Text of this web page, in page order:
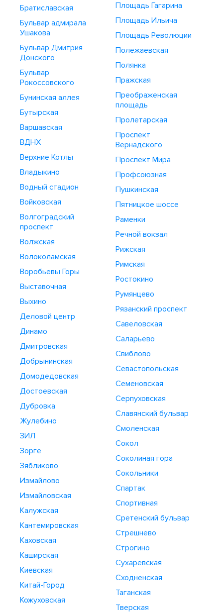
Братиславская
Бульвар адмирала
Ушакова
Бульвар Дмитрия
Донского
Бульвар
Рокоссовского
Бунинская аллея
Бутырская
Варшавская
ВДНХ
Верхние Котлы
Владыкино
Водный стадион
Войковская
Волгоградский
проспект
Волжская
Волоколамская
Воробьевы Горы
Выставочная
Выхино
Деловой центр
Динамо
Дмитровская
Добрынинская
Домодедовская
Достоевская
Дубровка
Жулебино
ЗИЛ
Зорге
Зябликово
Измайлово
Измайловская
Калужская
Кантемировская
Каховская
Каширская
Киевская
Китай-Город
Кожуховская
Площадь Гагарина
Площадь Ильича
Площадь Революции
Полежаевская
Полянка
Пражская
Преображенская
площадь
Пролетарская
Проспект
Вернадского
Проспект Мира
Профсоюзная
Пушкинская
Пятницкое шоссе
Раменки
Речной вокзал
Рижская
Римская
Ростокино
Румянцево
Рязанский проспект
Савеловская
Саларьево
Свиблово
Севастопольская
Семеновская
Серпуховская
Славянский бульвар
Смоленская
Сокол
Соколиная гора
Сокольники
Спартак
Спортивная
Сретенский бульвар
Стрешнево
Строгино
Сухаревская
Сходненская
Таганская
Тверская